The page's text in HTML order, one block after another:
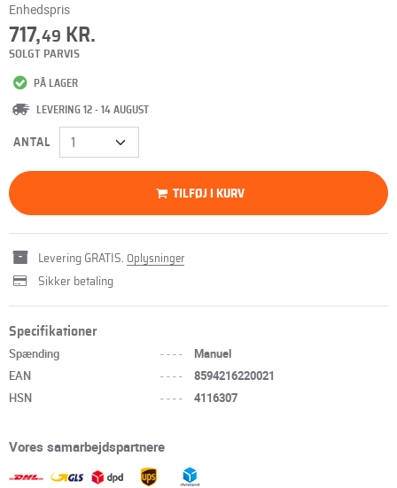
Enhedspris
717,49 KR.
SOLGT PARVIS
PÅ LAGER
LEVERING 12 - 14 AUGUST
ANTAL
TILFØJ I KURV
Levering GRATIS. Oplysninger
Sikker betaling
Specifikationer
Spænding ----
Manuel
EAN
----
8594216220021
HSN
---- 4116307
Vores samarbejdspartnere